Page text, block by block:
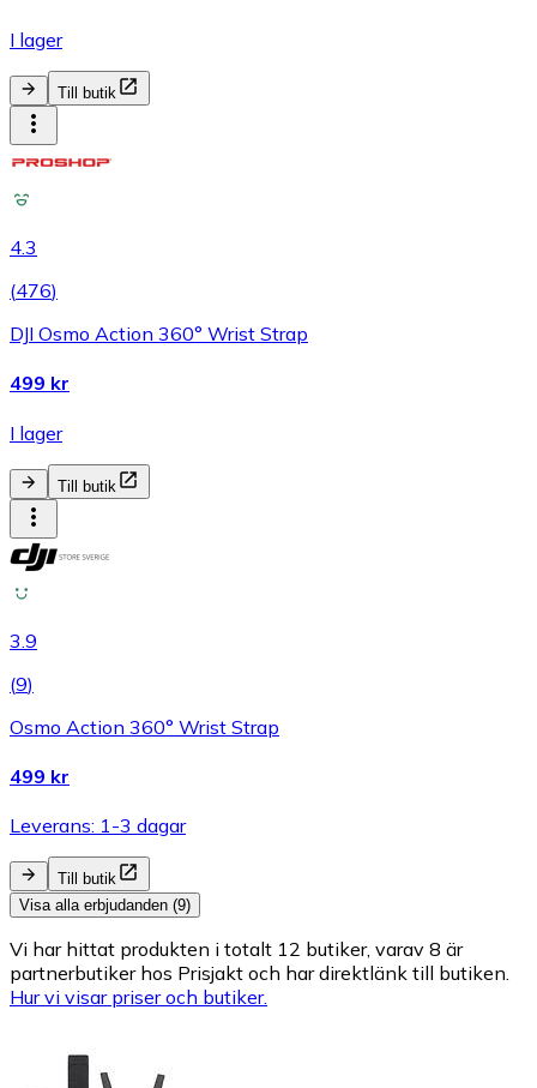
I lager
Till butik
4.3
(476)
DJI Osmo Action 360° Wrist Strap
499 kr
I lager
Till butik
3.9
(9)
Osmo Action 360° Wrist Strap
499 kr
Leverans: 1-3 dagar
Till butik
Visa alla erbjudanden (9)
Vi har hittat produkten i totalt 12 butiker, varav 8 är
partnerbutiker hos Prisjakt och har direktlänk till butiken.
Hur vi visar priser och butiker.